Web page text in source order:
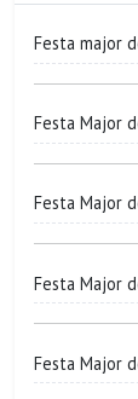
Festa major
Festa Major
Festa Major
Festa Major
Festa Major